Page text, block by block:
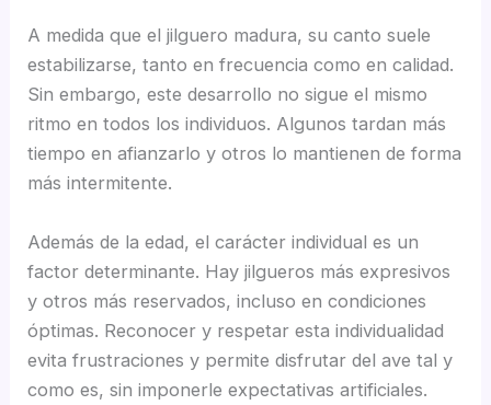
A medida que el jilguero madura, su canto suele
estabilizarse, tanto en frecuencia como en calidad.
Sin embargo, este desarrollo no sigue el mismo
ritmo en todos los individuos. Algunos tardan más
tiempo en afianzarlo y otros lo mantienen de forma
más intermitente.
Además de la edad, el carácter individual es un
factor determinante. Hay jilgueros más expresivos
y otros más reservados, incluso en condiciones
óptimas. Reconocer y respetar esta individualidad
evita frustraciones y permite disfrutar del ave tal y
como es, sin imponerle expectativas artificiales.